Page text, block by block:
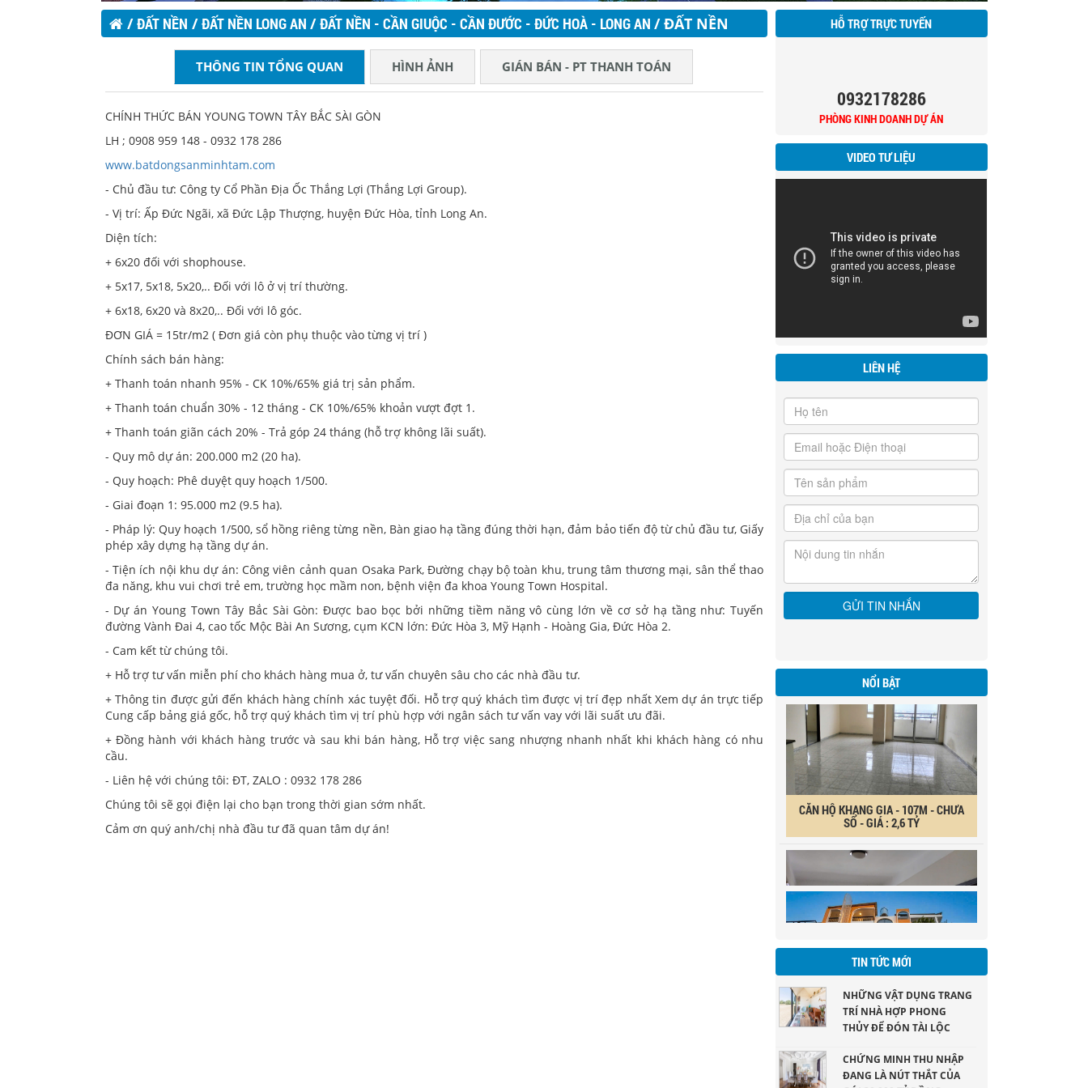
/ĐẤT NỀN /ĐẤT NỀN LONG AN /ĐẤT NỀN - CẦN GIUỘC - CẦN ĐƯỚC - ĐỨC HOÀ - LONG AN / ĐẤT NỀN
KDC YOUNG TOWN ĐỨC HOÀ - LONG AN - 80M = 1,182 TỶ / NỀN
THÔNG TIN TỔNG QUAN HÌNH ẢNH GIÁN BÁN - PT THANH TOÁN
CHÍNH THỨC BÁN YOUNG TOWN TÂY BẮC SÀI GÒN
LH ; 0908 959 148 - 0932 178 286
www.batdongsanminhtam.com
- Chủ đầu tư: Công ty Cổ Phần Địa Ốc Thắng Lợi (Thắng Lợi Group).
- Vị trí: Ấp Đức Ngãi, xã Đức Lập Thượng, huyện Đức Hòa, tỉnh Long An.
Diện tích:
+ 6x20 đối với shophouse.
+ 5x17, 5x18, 5x20,.. Đối với lô ở vị trí thường.
+ 6x18, 6x20 và 8x20,.. Đối với lô góc.
ĐƠN GIÁ = 15tr/m2 ( Đơn giá còn phụ thuộc vào từng vị trí )
Chính sách bán hàng:
+ Thanh toán nhanh 95% - CK 10%/65% giá trị sản phẩm.
+ Thanh toán chuẩn 30% - 12 tháng - CK 10%/65% khoản vượt đợt 1.
+ Thanh toán giãn cách 20% - Trả góp 24 tháng (hỗ trợ không lãi suất).
- Quy mô dự án: 200.000 m2 (20 ha).
- Quy hoạch: Phê duyệt quy hoạch 1/500.
- Giai đoạn 1: 95.000 m2 (9.5 ha).
- Pháp lý: Quy hoạch 1/500, sổ hồng riêng từng nền, Bàn giao hạ tầng đúng thời hạn, đảm bảo tiến độ từ chủ đầu tư, Giấy
phép xây dựng hạ tầng dự án.
- Tiện ích nội khu dự án: Công viên cảnh quan Osaka Park, Đường chạy bộ toàn khu, trung tâm thương mại, sân thể thao
đa năng, khu vui chơi trẻ em, trường học mầm non, bệnh viện đa khoa Young Town Hospital.
- Dự án Young Town Tây Bắc Sài Gòn: Được bao bọc bởi những tiềm năng vô cùng lớn về cơ sở hạ tầng như: Tuyến
đường Vành Đai 4, cao tốc Mộc Bài An Sương, cụm KCN lớn: Đức Hòa 3, Mỹ Hạnh - Hoàng Gia, Đức Hòa 2.
- Cam kết từ chúng tôi.
+ Hỗ trợ tư vấn miễn phí cho khách hàng mua ở, tư vấn chuyên sâu cho các nhà đầu tư.
+ Thông tin được gửi đến khách hàng chính xác tuyệt đối. Hỗ trợ quý khách tìm được vị trí đẹp nhất Xem dự án trực tiếp
Cung cấp bảng giá gốc, hỗ trợ quý khách tìm vị trí phù hợp với ngân sách tư vấn vay với lãi suất ưu đãi.
+ Đồng hành với khách hàng trước và sau khi bán hàng, Hỗ trợ việc sang nhượng nhanh nhất khi khách hàng có nhu
cầu.
- Liên hệ với chúng tôi: ĐT, ZALO : 0932 178 286
Chúng tôi sẽ gọi điện lại cho bạn trong thời gian sớm nhất.
Cảm ơn quý anh/chị nhà đầu tư đã quan tâm dự án!
HỖ TRỢ TRỰC TUYẾN
0932178286
PHÒNG KINH DOANH DỰ ÁN
VIDEO TƯ LIỆU
LIÊN HỆ
NỔI BẬT
BÁN NHANH NHÀ HXH - 6 TẦNG -
HẺM 105 ĐS 59 . P. AN HỘI TÂY . GIÁ
18,8 TỶ
CĂN HỘ KHANG GIA - 107M - CHƯA
SỔ - GIÁ : 2,6 TỶ
TIN TỨC MỚI
BIỆT THƯ WESTLAKES
GOLE & VILLAS - ĐỨC HOÀ
LONG AN
khu Biệt thư liền kề ngay sân gol Đức Hoà
CÁCH XÁC ĐỊNH HƯỚNG
CHUNG CƯ
nơi ở thì ngoài việc quan tâm đến yếu tố giá
cả, số tầng, hình dáng của căn hộ thì một vấn
đề bạn cần hết sức lưu ý là hướng cửa chính
TRÍ NHÀ HỢP PHONG
THỦY ĐỂ ĐÓN TÀI LỘC
đầy sức sống và năng lượng lại về, những bí
quyết trang trí nhà hợp phong thủy, đón tài
lộc năm mới dưới đây chắc chắn sẽ giúp ích
ĐANG LÀ NÚT THẮT CỦA
GÓI 30.000 TỶ ĐỒNG